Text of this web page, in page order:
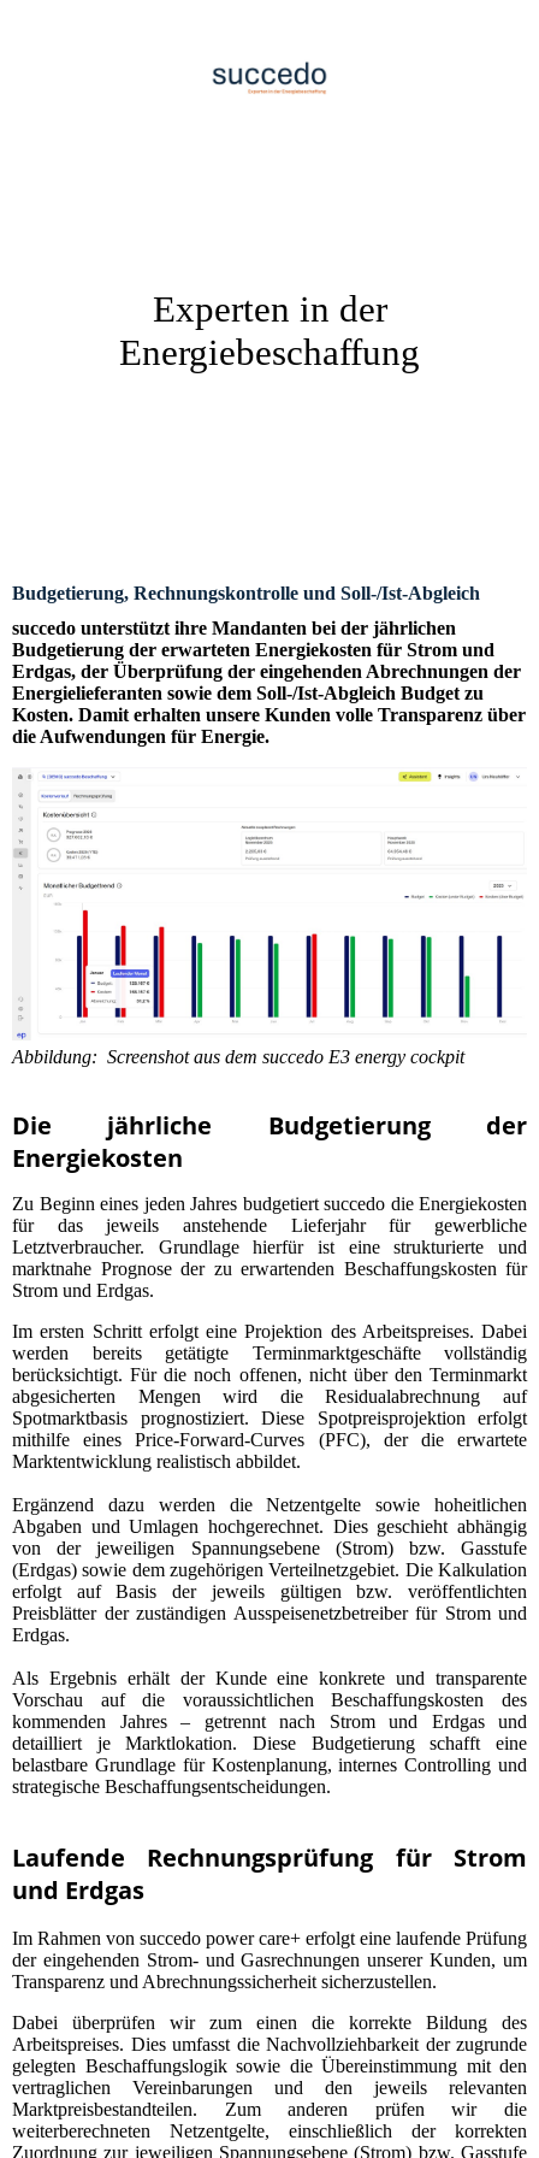
Experten in der
Energiebeschaffung
Budgetierung, Rechnungskontrolle und Soll-/Ist-Abgleich
succedo unterstützt ihre Mandanten bei der jährlichen
Budgetierung der erwarteten Energiekosten für Strom und
Erdgas, der Überprüfung der eingehenden Abrechnungen der
Energielieferanten sowie dem Soll-/Ist-Abgleich Budget zu
Kosten. Damit erhalten unsere Kunden volle Transparenz über
die Aufwendungen für Energie.
Abbildung: Screenshot aus dem succedo E3 energy cockpit
Die jährliche Budgetierung der
Energiekosten
Zu Beginn eines jeden Jahres budgetiert succedo die Energiekosten
für das jeweils anstehende Lieferjahr für gewerbliche
Letztverbraucher. Grundlage hierfür ist eine strukturierte und
marktnahe Prognose der zu erwartenden Beschaffungskosten für
Strom und Erdgas.
Im ersten Schritt erfolgt eine Projektion des Arbeitspreises. Dabei
werden bereits getätigte Terminmarktgeschäfte vollständig
berücksichtigt. Für die noch offenen, nicht über den Terminmarkt
abgesicherten Mengen wird die Residualabrechnung auf
Spotmarktbasis prognostiziert. Diese Spotpreisprojektion erfolgt
mithilfe eines Price-Forward-Curves (PFC), der die erwartete
Marktentwicklung realistisch abbildet.
Ergänzend dazu werden die Netzentgelte sowie hoheitlichen
Abgaben und Umlagen hochgerechnet. Dies geschieht abhängig
von der jeweiligen Spannungsebene (Strom) bzw. Gasstufe
(Erdgas) sowie dem zugehörigen Verteilnetzgebiet. Die Kalkulation
erfolgt auf Basis der jeweils gültigen bzw. veröffentlichten
Preisblätter der zuständigen Ausspeisenetzbetreiber für Strom und
Erdgas.
Als Ergebnis erhält der Kunde eine konkrete und transparente
Vorschau auf die voraussichtlichen Beschaffungskosten des
kommenden Jahres – getrennt nach Strom und Erdgas und
detailliert je Marktlokation. Diese Budgetierung schafft eine
belastbare Grundlage für Kostenplanung, internes Controlling und
strategische Beschaffungsentscheidungen.
Laufende Rechnungsprüfung für Strom
und Erdgas
Im Rahmen von succedo power care+ erfolgt eine laufende Prüfung
der eingehenden Strom- und Gasrechnungen unserer Kunden, um
Transparenz und Abrechnungssicherheit sicherzustellen.
Dabei überprüfen wir zum einen die korrekte Bildung des
Arbeitspreises. Dies umfasst die Nachvollziehbarkeit der zugrunde
gelegten Beschaffungslogik sowie die Übereinstimmung mit den
vertraglichen Vereinbarungen und den jeweils relevanten
Marktpreisbestandteilen. Zum anderen prüfen wir die
weiterberechneten Netzentgelte, einschließlich der korrekten
Zuordnung zur jeweiligen Spannungsebene (Strom) bzw. Gasstufe